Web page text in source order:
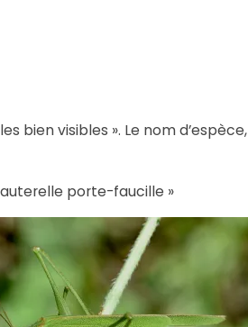
bien visibles ». Le nom d’espèce,
porte-faucille »